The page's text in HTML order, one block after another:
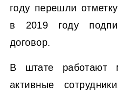
году перешли
в 2019 году
договор.
В штате работают
активные